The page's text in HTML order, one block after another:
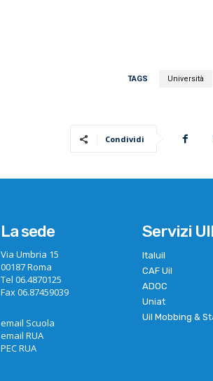
TAGS Università
Condividi
La sede
Via Umbria 15
00187 Roma
Tel 06.4870125
Fax 06.87459039
email Scuola
email RUA
PEC RUA
Servizi
Italuil
CAF Uil
ADOC
Uniat
Uil Mobbing &